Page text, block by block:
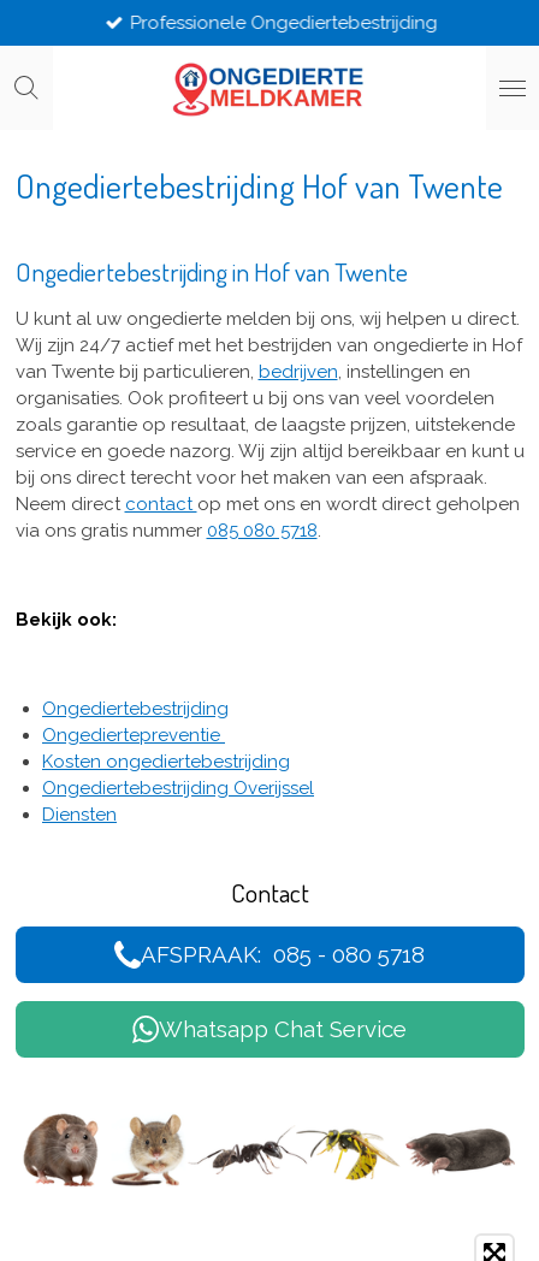
direct
naar
Professionele Ongediertebestrijding
Ongediertebestrijding Hof van Twente
Ongediertebestrijding in Hof van Twente
U kunt al uw ongedierte melden bij ons, wij helpen u direct.
Wij zijn 24/7 actief met het bestrijden van ongedierte in Hof
van Twente bij particulieren, bedrijven, instellingen en
organisaties. Ook profiteert u bij ons van veel voordelen
zoals garantie op resultaat, de laagste prijzen, uitstekende
service en goede nazorg. Wij zijn altijd bereikbaar en kunt u
bij ons direct terecht voor het maken van een afspraak.
Neem direct contact op met ons en wordt direct geholpen
via ons gratis nummer 085 080 5718.
Bekijk ook:
Ongediertebestrijding
Ongediertepreventie
Kosten ongediertebestrijding
Ongediertebestrijding Overijssel
Diensten
Contact
AFSPRAAK: 085 - 080 5718
Whatsapp Chat Service